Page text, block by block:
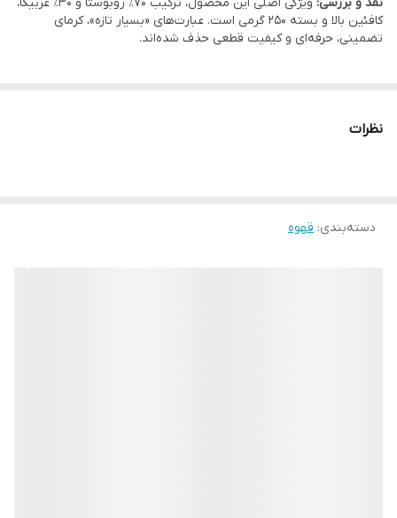
کافئین بالا و بسته 250 گرمی است. عبارت‌های «بسیار تازه»، کرمای
تضمینی، حرفه‌ای و کیفیت قطعی حذف شده‌اند.
نظرات
دسته‌بندی: قهوه